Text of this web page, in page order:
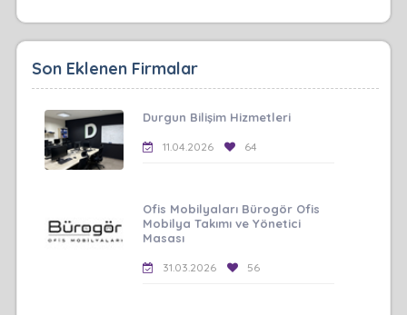
Son Eklenen Firmalar
Durgun Bilişim Hizmetleri
11.04.2026 64
Ofis Mobilyaları Bürogör Ofis
Mobilya Takımı ve Yönetici
Masası
31.03.2026 56